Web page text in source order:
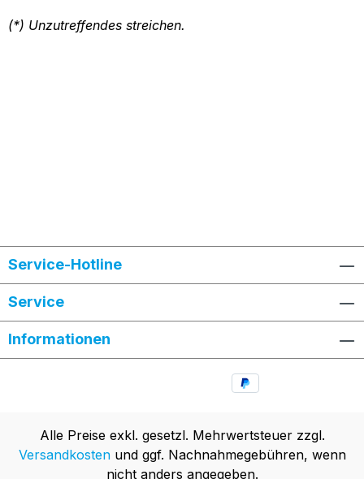
(*) Unzutreffendes streichen.
Service-Hotline
Service
Informationen
Alle Preise exkl. gesetzl. Mehrwertsteuer zzgl.
Versandkostenund ggf. Nachnahmegebühren, wenn
nicht anders angegeben.